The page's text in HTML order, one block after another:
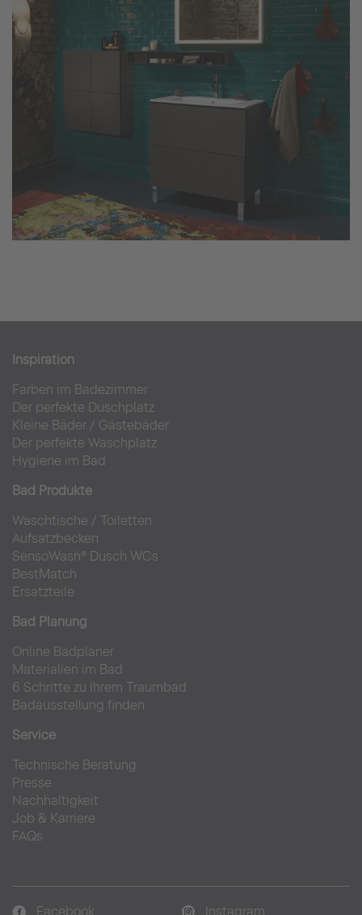
Inspiration
Farben im Badezimmer
Der perfekte Duschplatz
Kleine Bäder / Gästebäder
Der perfekte Waschplatz
Hygiene im Bad
Bad Produkte
Waschtische / Toiletten
Aufsatzbecken
SensoWash® Dusch WCs
BestMatch
Ersatzteile
Bad Planung
Online Badplaner
Materialien im Bad
6 Schritte zu Ihrem Traumbad
Badausstellung finden
Service
Technische Beratung
Presse
Nachhaltigkeit
Job & Karriere
FAQs
Facebook Instagram